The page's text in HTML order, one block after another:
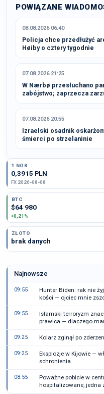
POWIĄZANE
08.08.2026 06:40
Policja chce przedłużyć
Høiby o cztery tygodnie
07.08.2026 21:25
W Nærbø przesłuchano
zabójstwo; zaprzecza
07.08.2026 20:55
Izraelski osadnik
śmierci po strzelaninie
1 NOK
0,3915 PLN
FX 2026-08-08
BTC
$64 980
+0,21%
ZŁOTO
brak danych
Najnowsze
09:55
Hunter Biden: rak nie
kości — ojciec mnie
09:55
Islamski terroryzm
prawica — dlaczego
09:25 Kolarz zginął po
09:25
Eksplozje w Kijowie —
schronienia
08:55
Poważne pobicie w
hospitalizowane, jedna